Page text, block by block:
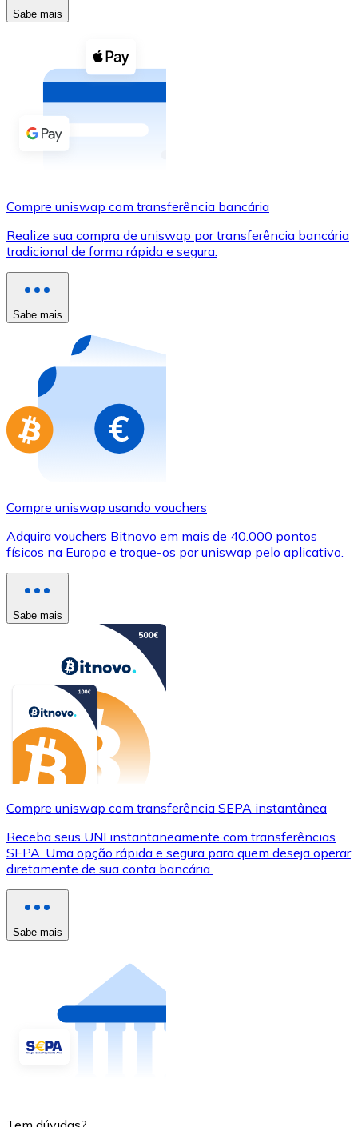
Ver tudo
Cupons cripto
Compre criptomoedas com dinheiro e outros
Comprar com dinheiro
Transferência SEPA
Use cartões Visa e Mastercard para comprar
Comprar com cartão
Compre cartões-presente das suas marcas favoritas
Ir para a loja de cartões-presente
Sabe mais
Compre uniswap com transferência bancária
Realize sua compra de uniswap por transferência bancária
tradicional de forma rápida e segura.
Sabe mais
Compre uniswap usando vouchers
Adquira vouchers Bitnovo em mais de 40.000 pontos
físicos na Europa e troque-os por uniswap pelo aplicativo.
Sabe mais
Compre uniswap com transferência SEPA instantânea
Receba seus UNI instantaneamente com transferências
SEPA. Uma opção rápida e segura para quem deseja operar
diretamente de sua conta bancária.
Sabe mais